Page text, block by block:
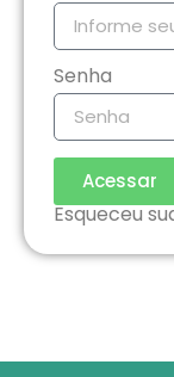
Senha
Acessar
Esqueceu